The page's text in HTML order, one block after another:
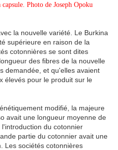
Photo de Joseph Opoku
la nouvelle variété. Le Burkina
supérieure en raison de la
cotonnières se sont dites
des fibres de la nouvelle
demandée, et qu'elles avaient
élevés pour le produit sur le
modifié, la majeure
avait une longueur moyenne de
du cotonnier
partie du cotonnier avait une
Les sociétés cotonnières